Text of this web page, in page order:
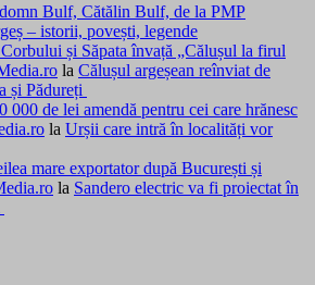
Bulf, Cătălin Bulf, de la PMP
– istorii, povești, legende
și Săpata învață „Călușul la firul
la Călușul argeșean reînviat de
și Pădureți
000 de lei amendă pentru cei care hrănesc
la Urșii care intră în localități vor
mare exportator după București și
la Sandero electric va fi proiectat în